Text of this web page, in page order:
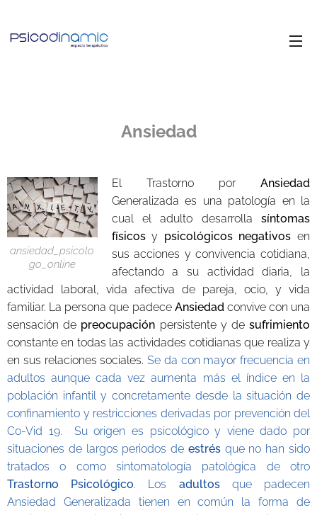
Ansiedad
ansiedad_psicolo
go_online
El Trastorno por Ansiedad
Generalizada es una patología en la
cual el adulto desarrolla síntomas
físicosy psicológicos negativos en
sus acciones y convivencia cotidiana,
afectando a su actividad diaria, la
actividad laboral, vida afectiva de pareja, ocio, y vida
familiar. La persona que padece Ansiedadconvive con una
sensación de preocupación persistente y desufrimiento
constante en todas las actividades cotidianas que realiza y
en sus relaciones sociales.Se da con mayor frecuencia en
adultos aunque cada vez aumenta más el índice en la
población infantil y concretamente desde la situación de
confinamiento y restricciones derivadas por prevención del
Co-Vid 19. Su origen es psicológico y viene dado por
situaciones de largos periodos de estrésque no han sido
tratados o como sintomatología patológica de otro
Trastorno
Psicológico. Los adultosque padecen
Ansiedad Generalizada tienen en común la forma de